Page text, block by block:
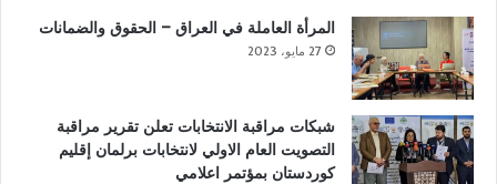
المرأة العاملة في العراق – الحقوق والضمانات
27 مايو، 2023
شبكات مراقبة الانتخابات تعلن تقرير مراقبة
التصويت العام الاولي لانتخابات برلمان إقليم
كوردستان بمؤتمر اعلامي